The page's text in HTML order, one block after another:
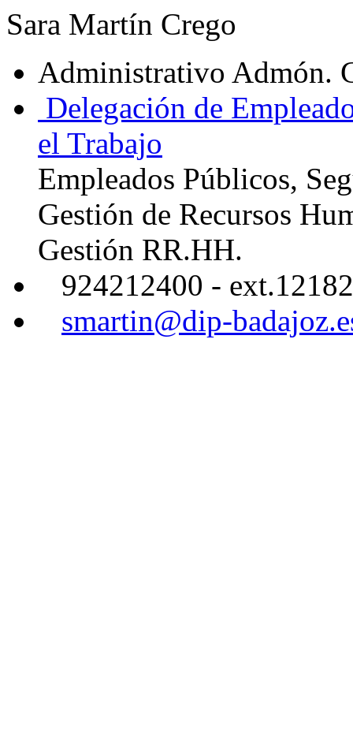
Sara Martín Crego
Administrativo Admón.
Delegación de
el Trabajo
Empleados Públicos,
Gestión de Recursos
Gestión RR.HH.
924212400 - ext.12182
smartin@dip-